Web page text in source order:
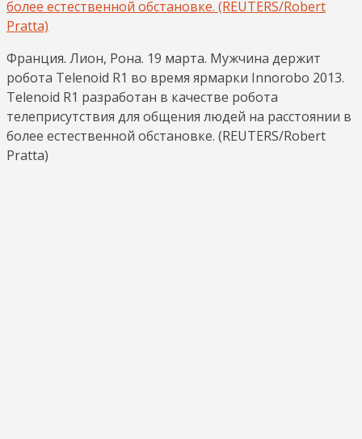
Франция. Лион, Рона. 19 марта. Мужчина держит
робота Telenoid R1 во время ярмарки Innorobo 2013.
Telenoid R1 разработан в качестве робота
телеприсутствия для общения людей на расстоянии в
более естественной обстановке. (REUTERS/Robert
Pratta)